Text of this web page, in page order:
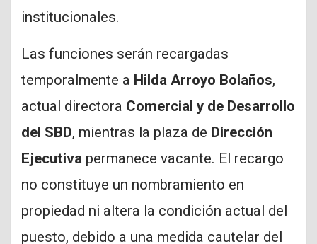
institucionales.
Las funciones serán recargadas
temporalmente a Hilda Arroyo Bolaños,
actual directora Comercial y de Desarrollo
del SBD, mientras la plaza de Dirección
Ejecutiva permanece vacante. El recargo
no constituye un nombramiento en
propiedad ni altera la condición actual del
puesto, debido a una medida cautelar del